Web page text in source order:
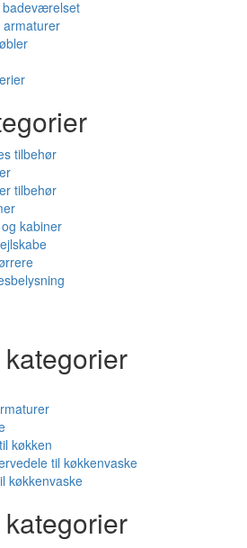
badeværelset
armaturer
tilbehør
tilbehør
kabiner
køkken
til køkkenvaske
køkkenvaske